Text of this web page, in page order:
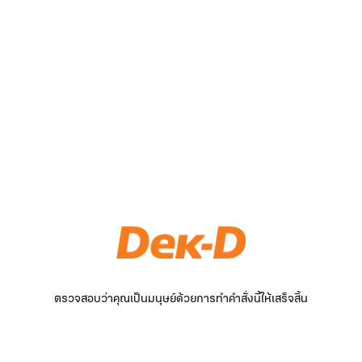
ตรวจสอบว่าคุณเป็นมนุษย์ด้วยการทำคำสั่งนี้ให้เสร็จสิ้น